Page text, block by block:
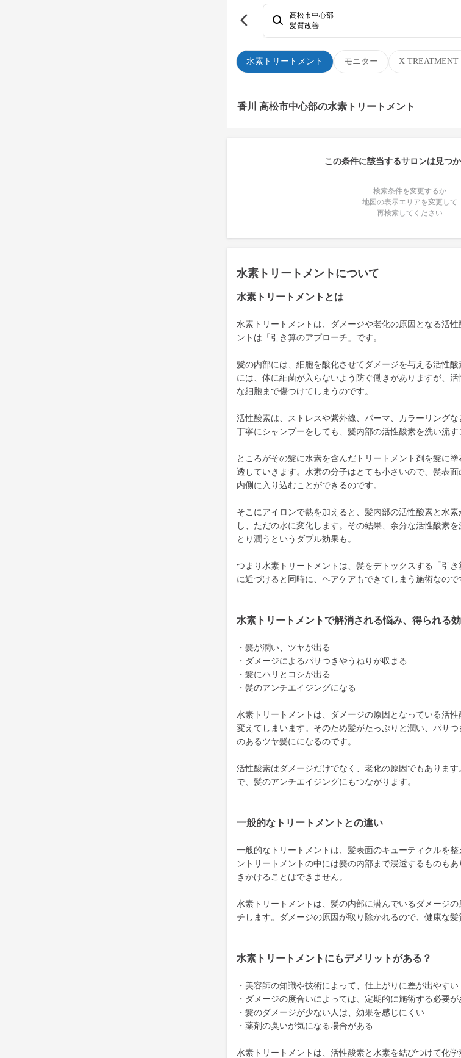
水素トリートメント モニター X TREATMENT
高松市中心部
髪質改善
香川 高松市中心部の水素トリートメント
この条件に該当するサロンは見つ
検索条件を変更するか
地図の表示エリアを変更して
再検索してください
水素トリートメントについて
水素トリートメントとは
水素トリートメントは、ダメージや老化の原因となる活
ントは「引き算のアプローチ」です。
髪の内部には、細胞を酸化させてダメージを与える活性
には、体に細菌が入らないよう防ぐ働きがありますが、
な細胞まで傷つけてしまうのです。
活性酸素は、ストレスや紫外線、パーマ、カラーリング
丁寧にシャンプーをしても、髪内部の活性酸素を洗い流す
ところがその髪に水素を含んだトリートメント剤を髪に
透していきます。水素の分子はとても小さいので、髪表
内側に入り込むことができるのです。
そこにアイロンで熱を加えると、髪内部の活性酸素と水
し、ただの水に変化します。その結果、余分な活性酸素
とり潤うというダブル効果も。
つまり水素トリートメントは、髪をデトックスする「引
に近づけると同時に、ヘアケアもできてしまう施術なので
水素トリートメントで解消される悩み、得られる
・髪が潤い、ツヤが出る
・ダメージによるパサつきやうねりが収まる
・髪にハリとコシが出る
・髪のアンチエイジングになる
水素トリートメントは、ダメージの原因となっている活
変えてしまいます。そのため髪がたっぷりと潤い、パサ
のあるツヤ髪にになるのです。
活性酸素はダメージだけでなく、老化の原因でもありま
で、髪のアンチエイジングにもつながります。
一般的なトリートメントとの違い
一般的なトリートメントは、髪表面のキューティクルを
ントリートメントの中には髪の内部まで浸透するものも
きかけることはできません。
水素トリートメントは、髪の内部に潜んでいるダメージ
チします。ダメージの原因が取り除かれるので、健康な髪
水素トリートメントにもデメリットがある？
・美容師の知識や技術によって、仕上がりに差が出やすい
・ダメージの度合いによっては、定期的に施術する必要が
・髪のダメージが少ない人は、効果を感じにくい
・薬剤の臭いが気になる場合がある
水素トリートメントは、活性酸素と水素を結びつけて化学